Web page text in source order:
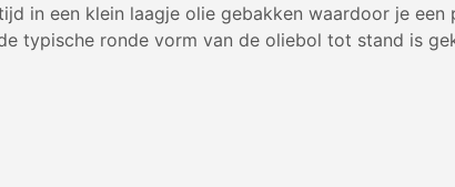
in een klein laagje olie gebakken waardoor je een
typische ronde vorm van de oliebol tot stand is